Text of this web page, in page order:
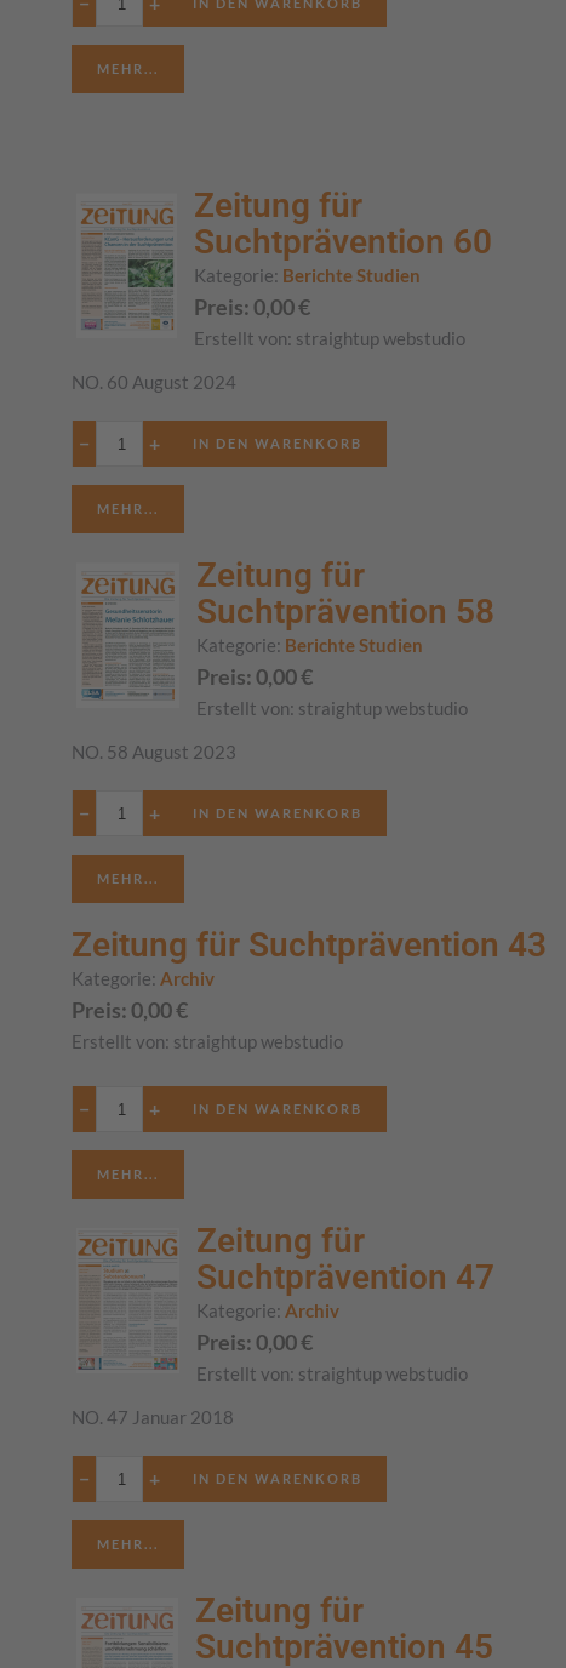
MEHR...
Zeitung für
Suchtprävention 60
Kategorie: Berichte Studien
Preis: 0,00€
Erstellt von: straightup webstudio
NO. 60 August 2024
− +
MEHR...
Zeitung für
Suchtprävention 58
Kategorie: Berichte Studien
Preis: 0,00€
Erstellt von: straightup webstudio
NO. 58 August 2023
− +
MEHR...
Zeitung für Suchtprävention 43
Kategorie:Archiv
Preis: 0,00€
Erstellt von: straightup webstudio
− +
MEHR...
Zeitung für
Suchtprävention 47
Kategorie:Archiv
Preis: 0,00€
Erstellt von: straightup webstudio
NO. 47 Januar 2018
− +
MEHR...
Zeitung für
Suchtprävention 45